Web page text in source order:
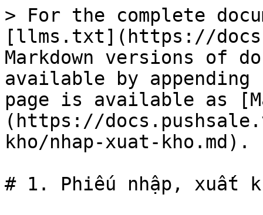
> For the complete
[llms.txt](https://
Markdown versions of
available by
page is available as
(https://
kho/nhap-xuat-kho.md).
# 1. Phiếu nhập, xuất